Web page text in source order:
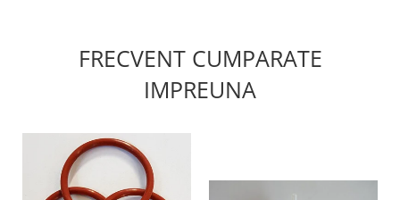
FRECVENT CUMPARATE
IMPREUNA